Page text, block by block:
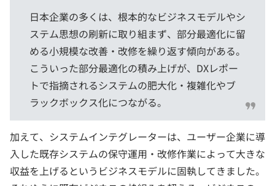
日本企業の多くは、根本的なビジネスモデルやシ
ステム思想の刷新に取り組まず、部分最適化に留
める小規模な改善・改修を繰り返す傾向がある。
こういった部分最適化の積み上げが、DXレポー
トで指摘されるシステムの肥大化・複雑化やブ
ラックボックス化につながる。
加えて、システムインテグレーターは、ユーザー企業に導
入した既存システムの保守運用・改修作業によって大きな
収益を上げるというビジネスモデルに固執してきました。